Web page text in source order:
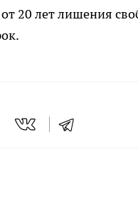
20 лет лишения